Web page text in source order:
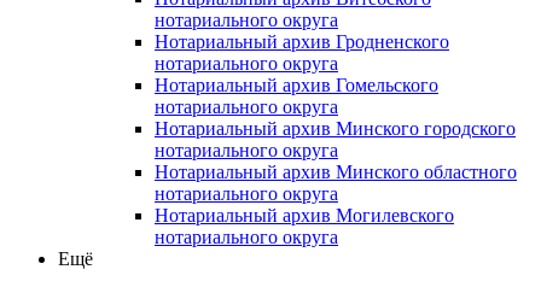
нотариального округа
Нотариальный архив Гродненского
нотариального округа
Нотариальный архив Гомельского
нотариального округа
Нотариальный архив Минского городского
нотариального округа
Нотариальный архив Минского областного
нотариального округа
Нотариальный архив Могилевского
нотариального округа
Ещё